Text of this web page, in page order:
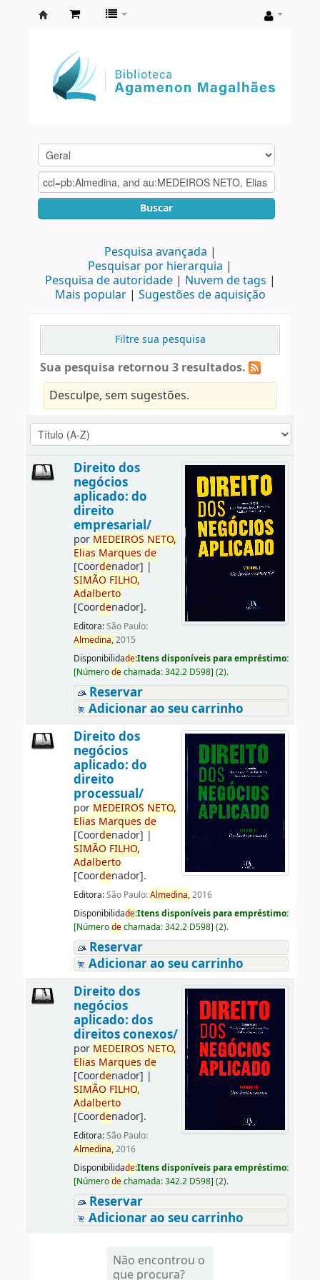
Agamenon
Magalhães
Buscar
Pesquisa avançada
Pesquisar por hierarquia
Pesquisa de autoridade
Nuvem de tags
Mais popular
Sugestões de aquisição
Filtre sua pesquisa
Sua pesquisa retornou 3 resultados.
Desculpe, sem sugestões.
Direito dos
negócios
aplicado: do
direito
empresarial/
por MEDEIROS NETO,
Elias Marques de
[Coordenador] |
SIMÃO FILHO,
Adalberto
[Coordenador].
Editora:São Paulo:
Almedina,2015
Disponibilidade:Itens disponíveis para empréstimo:
[Númerodechamada:342.2 D598] (2).
Reservar
Adicionar ao seu carrinho
Direito dos
negócios
aplicado: do
direito
processual/
por MEDEIROS NETO,
Elias Marques de
[Coordenador] |
SIMÃO FILHO,
Adalberto
[Coordenador].
Editora:São Paulo:Almedina,2016
Disponibilidade:Itens disponíveis para empréstimo:
[Númerodechamada:342.2 D598] (2).
Reservar
Adicionar ao seu carrinho
Direito dos
negócios
aplicado: dos
direitos conexos/
por MEDEIROS NETO,
Elias Marques de
[Coordenador] |
SIMÃO FILHO,
Adalberto
[Coordenador].
Editora:São Paulo:
Almedina,2016
Disponibilidade:Itens disponíveis para empréstimo:
[Númerodechamada:342.2 D598] (2).
Reservar
Adicionar ao seu carrinho
Não encontrou o
que procura?